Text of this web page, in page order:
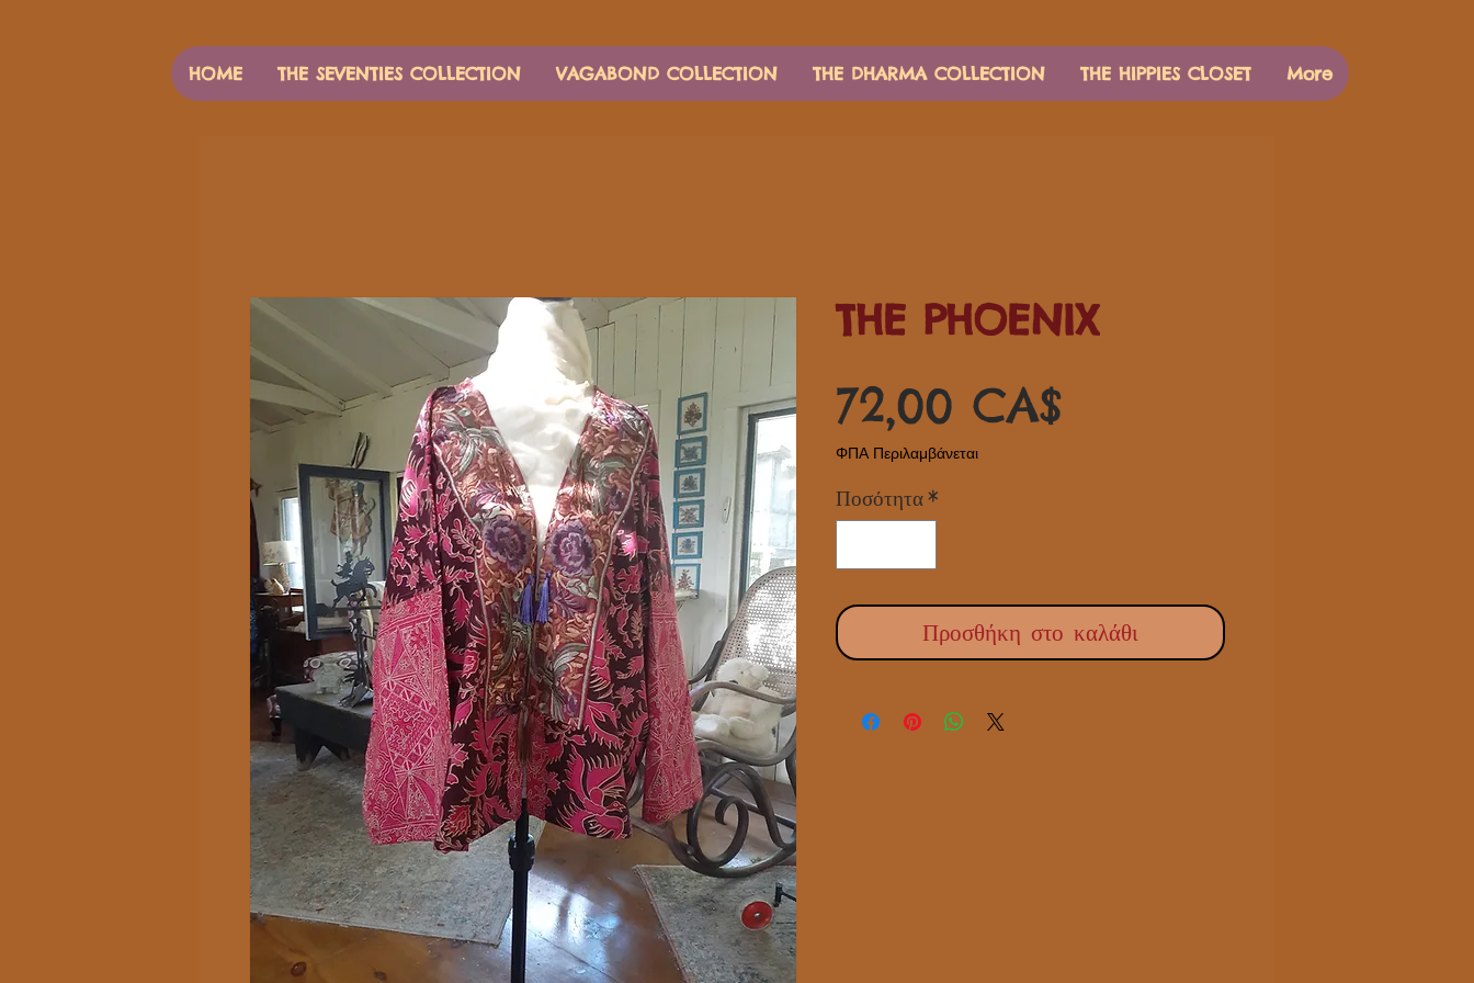
HOME THE SEVENTIES COLLECTION VAGABOND COLLECTION THE DHARMA COLLECTION THE HIPPIES CLOSET More
THE PHOENIX
72,00 CA$
ΦΠΑ Περιλαμβάνεται
Ποσότητα*
Προσθήκη στο καλάθι